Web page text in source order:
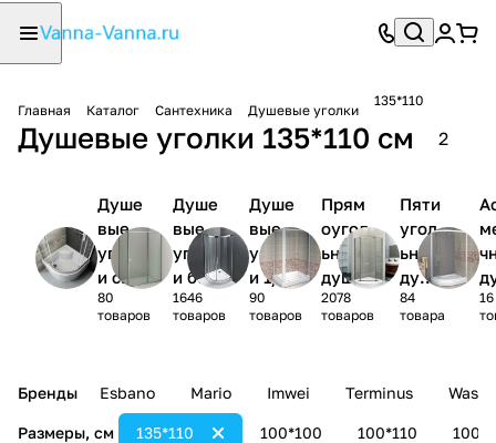
Главная Каталог Сантехника Душевые уголки
135*110
Душевые уголки 135*110 см 2
Душе
вые
уголк
и с
поддо
ном
80
товаров
Душе
вые
уголк
и без
поддо
на
1646
товаров
Душе
вые
уголк
и 1/4
круга
90
товаров
Прям
оугол
ьные
душев
ые
уголк
2078
товаров
Пяти
угол
ьные
душе
вые
угол
84
товара
16
Бренды Esbano Mario Imwei Terminus
Размеры, см 100*100 100*110
135*110